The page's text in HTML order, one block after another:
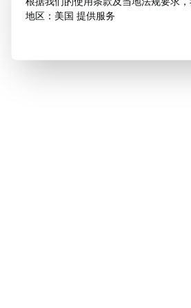
地区：美国 提供服务